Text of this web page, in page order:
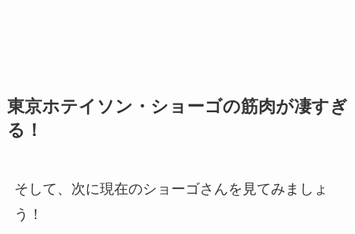
東京ホテイソン・ショーゴの筋肉が凄すぎ
る！
そして、次に現在のショーゴさんを見てみましょ
う！